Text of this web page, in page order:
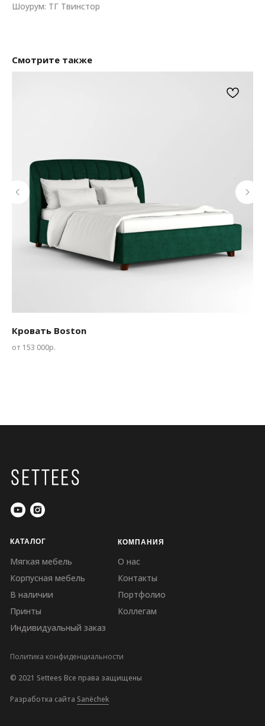
Шоурум: ТГ Твинстор
Смотрите также
Кровать Boston
от 153 000р.
Политика конфиденциальности
© 2021 Settees Все права защищены
Разработка сайта Sanёchek
О нас
Контакты
Портфолио
Коллегам
КОМПАНИЯ
Мягкая мебель
Корпусная мебель
В наличии
Принты
Индивидуальный заказ
КАТАЛОГ